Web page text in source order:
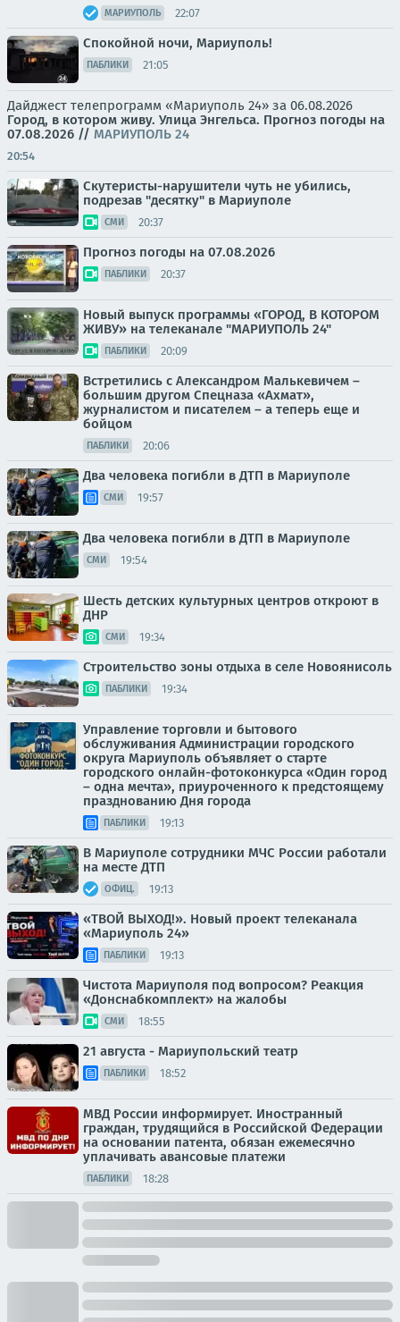
МАРИУПОЛЬ 22:07
Спокойной ночи, Мариуполь!
ПАБЛИКИ 21:05
Дайджест телепрограмм «Мариуполь 24» за 06.08.2026
Город, в котором живу. Улица Энгельса. Прогноз погоды на
07.08.2026 // МАРИУПОЛЬ 24
20:54
Скутеристы-нарушители чуть не убились,
подрезав "десятку" в Мариуполе
СМИ 20:37
Прогноз погоды на 07.08.2026
ПАБЛИКИ 20:37
Новый выпуск программы «ГОРОД, В КОТОРОМ
ЖИВУ» на телеканале "МАРИУПОЛЬ 24"
ПАБЛИКИ 20:09
Встретились с Александром Малькевичем –
большим другом Спецназа «Ахмат»,
журналистом и писателем – а теперь еще и
бойцом
ПАБЛИКИ 20:06
Два человека погибли в ДТП в Мариуполе
СМИ 19:57
Два человека погибли в ДТП в Мариуполе
СМИ 19:54
Шесть детских культурных центров откроют в
ДНР
СМИ 19:34
Строительство зоны отдыха в селе Новоянисоль
ПАБЛИКИ 19:34
Управление торговли и бытового
обслуживания Администрации городского
округа Мариуполь объявляет о старте
городского онлайн-фотоконкурса «Один город
– одна мечта», приуроченного к предстоящему
празднованию Дня города
ПАБЛИКИ 19:13
В Мариуполе сотрудники МЧС России работали
на месте ДТП
ОФИЦ. 19:13
«ТВОЙ ВЫХОД!». Новый проект телеканала
«Мариуполь 24»
ПАБЛИКИ 19:13
Чистота Мариуполя под вопросом? Реакция
«Донснабкомплект» на жалобы
СМИ 18:55
21 августа - Мариупольский театр
ПАБЛИКИ 18:52
МВД России информирует. Иностранный
граждан, трудящийся в Российской Федерации
на основании патента, обязан ежемесячно
уплачивать авансовые платежи
ПАБЛИКИ 18:28